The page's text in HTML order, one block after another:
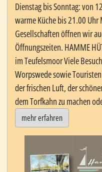
Dienstag bis Sonntag: von
warme Küche bis 21.00
Gesellschaften öffnen wir
Öffnungszeiten. HAMME
im Teufelsmoor Viele
Worpswede sowie
der frischen Luft, der
dem Torfkahn zu machen
mehr erfahren